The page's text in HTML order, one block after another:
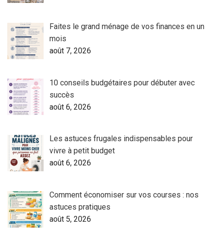
Faites le grand ménage de vos finances en un
mois
août 7, 2026
10 conseils budgétaires pour débuter avec
succès
août 6, 2026
Les astuces frugales indispensables pour
vivre à petit budget
août 6, 2026
Comment économiser sur vos courses : nos
astuces pratiques
août 5, 2026